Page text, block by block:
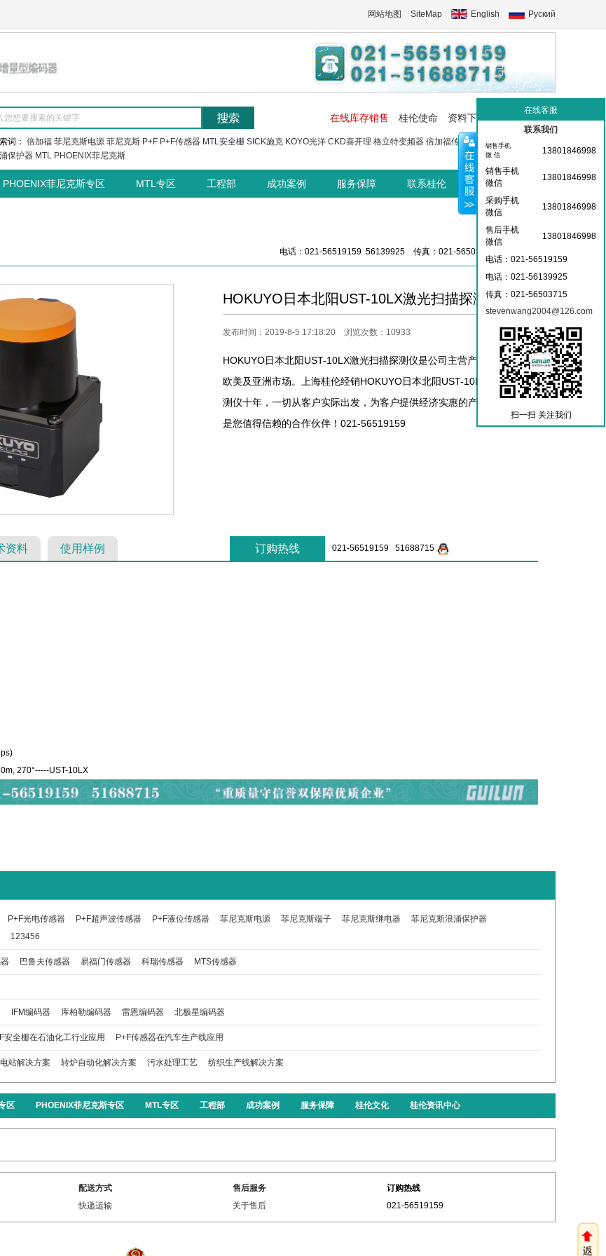
网站地图 SiteMap English Руский
在线库存销售 桂伦使命 资料下载 工控交流中心
词： 倍加福 菲尼克斯电源 菲尼克斯 P+F P+F传感器 MTL安全栅 SICK施克 KOYO光洋 CKD喜开理 格立特变频器 倍加福传感器 菲尼克斯端子
保护器 MTL PHOENIX菲尼克斯
PHOENIX菲尼克斯专区 MTL专区 工程部 成功案例 服务保障 联系桂伦 桂伦资讯中心
电话：021-56519159 56139925 传真：021-56503715 36359826
HOKUYO日本北阳UST-10LX激光扫描探测仪
发布时间：2019-8-5 17:18:20 浏览次数：10933
HOKUYO日本北阳UST-10LX激光扫描探测仪是公司主营产品之一，热销
欧美及亚洲市场。上海桂伦经销HOKUYO日本北阳UST-10LX激光扫描探
测仪十年，一切从客户实际出发，为客户提供经济实惠的产品解决方案，
是您值得信赖的合作伙伴！021-56519159
资料 使用样例 订购热线 021-56519159 51688715
270°-----UST-10LX
P+F光电传感器 P+F超声波传感器 P+F液位传感器 菲尼克斯电源 菲尼克斯端子 菲尼克斯继电器
菲尼克斯浪涌保护器
123456
巴鲁夫传感器 易福门传感器 科瑞传感器 MTS传感器
IFM编码器 库柏勒编码器 雷恩编码器 北极星编码器
安全栅在石油化工行业应用 P+F传感器在汽车生产线应用
站解决方案 转炉自动化解决方案 污水处理工艺 纺织生产线解决方案
区 PHOENIX菲尼克斯专区 MTL专区 工程部 成功案例 服务保障 桂伦文化 桂伦资讯中心
配送方式
快递运输
售后服务
关于售后
订购热线
021-56519159
在线客服
联系我们
销售手机
微 信
13801846998
销售手机
微信
13801846998
采购手机
微信
13801846998
售后手机
微信
13801846998
电话：021-56519159
电话：021-56139925
传真：021-56503715
stevenwang2004@126.com
扫一扫 关注我们